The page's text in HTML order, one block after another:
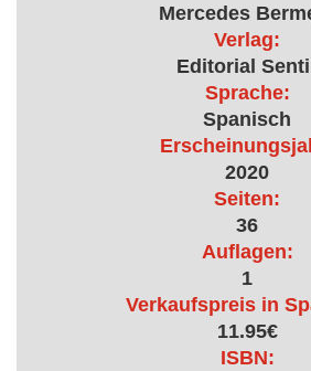
Mercedes
Verlag:
Editorial
Sprache:
Spanisch
2020
Seiten:
36
Auflagen:
1
Verkaufspreis in
11.95€
ISBN: